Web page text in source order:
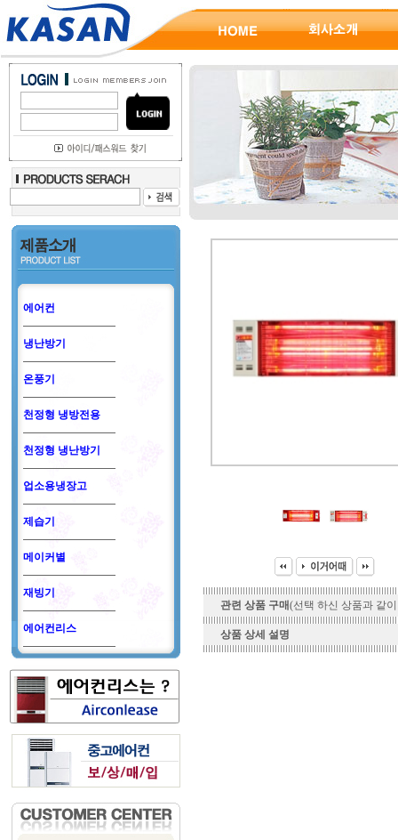
에어컨
냉난방기
온풍기
천정형 냉방전용
천정형 냉난방기
업소용냉장고
제습기
메이커별
재빙기
에어컨리스
관련 상품 구매(선택 하신 상품과 같
상품 상세 설명